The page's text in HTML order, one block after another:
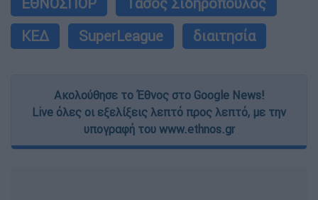
ΚΕΔ
SuperLeague διαιτησία
Ακολούθησε το Έθνος στο Google News!
Live όλες οι εξελίξεις λεπτό προς λεπτό, με την
υπογραφή του www.ethnos.gr